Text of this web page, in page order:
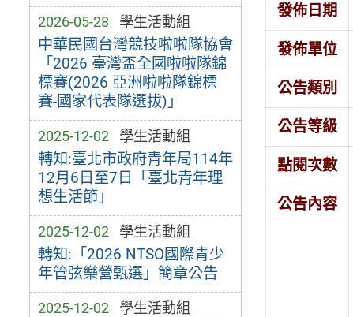
2026-05-28 學生活動組
中華民國台灣競技啦啦隊協會
「2026 臺灣盃全國啦啦隊錦
標賽(2026 亞洲啦啦隊錦標
賽-國家代表隊選拔)」
2025-12-02 學生活動組
轉知:臺北市政府青年局114年
12月6日至7日「臺北青年理
想生活節」
2025-12-02 學生活動組
轉知:「2026 NTSO國際青少
年管弦樂營甄選」簡章公告
2025-12-02 學生活動組
發佈日期
發佈單位
公告類別
公告等級
點閱次數
公告內容